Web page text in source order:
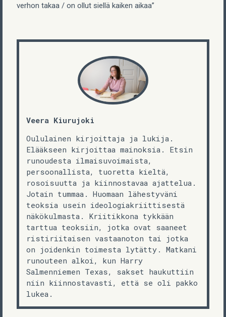
verhon takaa / on ollut siellä kaiken aikaa”
Veera Kiurujoki
Oululainen kirjoittaja ja lukija.
Elääkseen kirjoittaa mainoksia. Etsin
runoudesta ilmaisuvoimaista,
persoonallista, tuoretta kieltä,
rosoisuutta ja kiinnostavaa ajattelua.
Jotain tummaa. Huomaan lähestyväni
teoksia usein ideologiakriittisestä
näkökulmasta. Kriitikkona tykkään
tarttua teoksiin, jotka ovat saaneet
ristiriitaisen vastaanoton tai jotka
on joidenkin toimesta lytätty. Matkani
runouteen alkoi, kun Harry
Salmenniemen Texas, sakset haukuttiin
niin kiinnostavasti, että se oli pakko
lukea.